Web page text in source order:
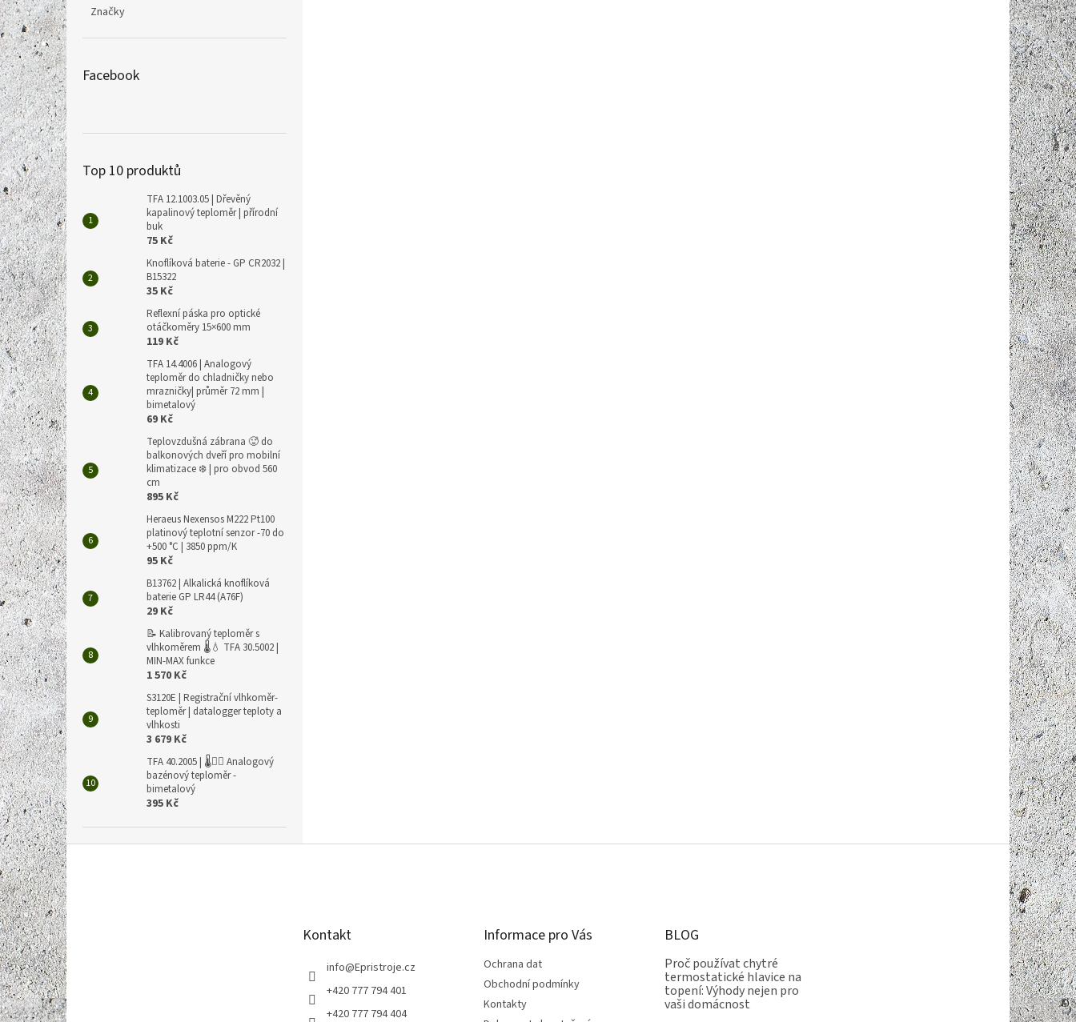
Značky
Facebook
Top 10 produktů
TFA 12.1003.05 | Dřevěný
kapalinový teploměr | přírodní
buk
75 Kč
Knoflíková baterie - GP CR2032 |
B15322
35 Kč
Reflexní páska pro optické
otáčkoměry 15×600 mm
119 Kč
TFA 14.4006 | Analogový
teploměr do chladničky nebo
mrazničky| průměr 72 mm |
bimetalový
69 Kč
Teplovzdušná zábrana 🥵 do
balkonových dveří pro mobilní
klimatizace ❄️ | pro obvod 560
cm
895 Kč
Heraeus Nexensos M222 Pt100
platinový teplotní senzor -70 do
+500 °C | 3850 ppm/K
95 Kč
B13762 | Alkalická knoflíková
baterie GP LR44 (A76F)
29 Kč
📝 Kalibrovaný teploměr s
vlhkoměrem 🌡️💧 TFA 30.5002 |
MIN-MAX funkce
1 570 Kč
S3120E | Registrační vlhkoměr-
teploměr | datalogger teploty a
vlhkosti
3 679 Kč
TFA 40.2005 | 🌡️🏊‍♀️ Analogový
bazénový teploměr -
bimetalový
395 Kč
Z
á
p
a
t
í Kontakt
info@Epristroje.cz
+420 777 794 401
+420 777 794 404
Informace pro Vás
Ochrana dat
Obchodní podmínky
Kontakty
BLOG
Proč používat chytré
termostatické hlavice na
topení: Výhody nejen pro
vaši domácnost